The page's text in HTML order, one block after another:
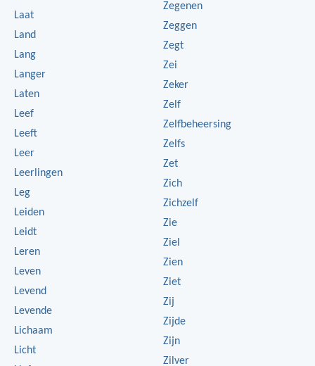
Laat
Land
Lang
Langer
Laten
Leef
Leeft
Leer
Leerlingen
Leg
Leiden
Leidt
Leren
Leven
Levend
Levende
Lichaam
Licht
Zegenen
Zeggen
Zegt
Zei
Zeker
Zelf
Zelfbeheersing
Zelfs
Zet
Zich
Zichzelf
Zie
Ziel
Zien
Ziet
Zij
Zijde
Zijn
Zilver